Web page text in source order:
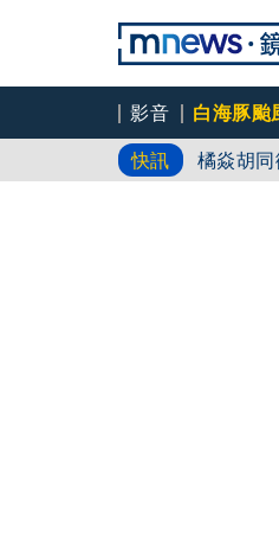
影音 白海豚颱
快訊
橘焱胡
台糖遭